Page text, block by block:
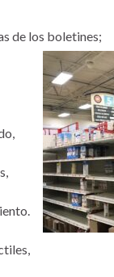
de los boletines;